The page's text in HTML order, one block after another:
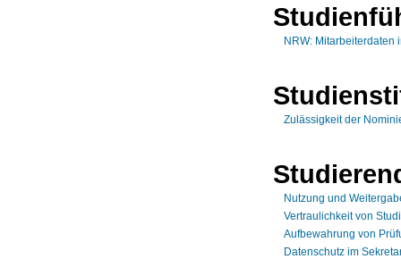
NRW: Mitarbeiterdaten
Zulässigkeit der
Nutzung und
Vertraulichkeit von
Aufbewahrung von
Datenschutz im